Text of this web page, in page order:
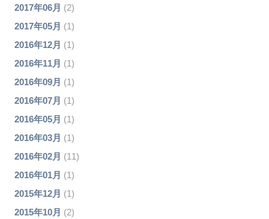
2017年06月 (2)
2017年05月 (1)
2016年12月 (1)
2016年11月 (1)
2016年09月 (1)
2016年07月 (1)
2016年05月 (1)
2016年03月 (1)
2016年02月 (11)
2016年01月 (1)
2015年12月 (1)
2015年10月 (2)